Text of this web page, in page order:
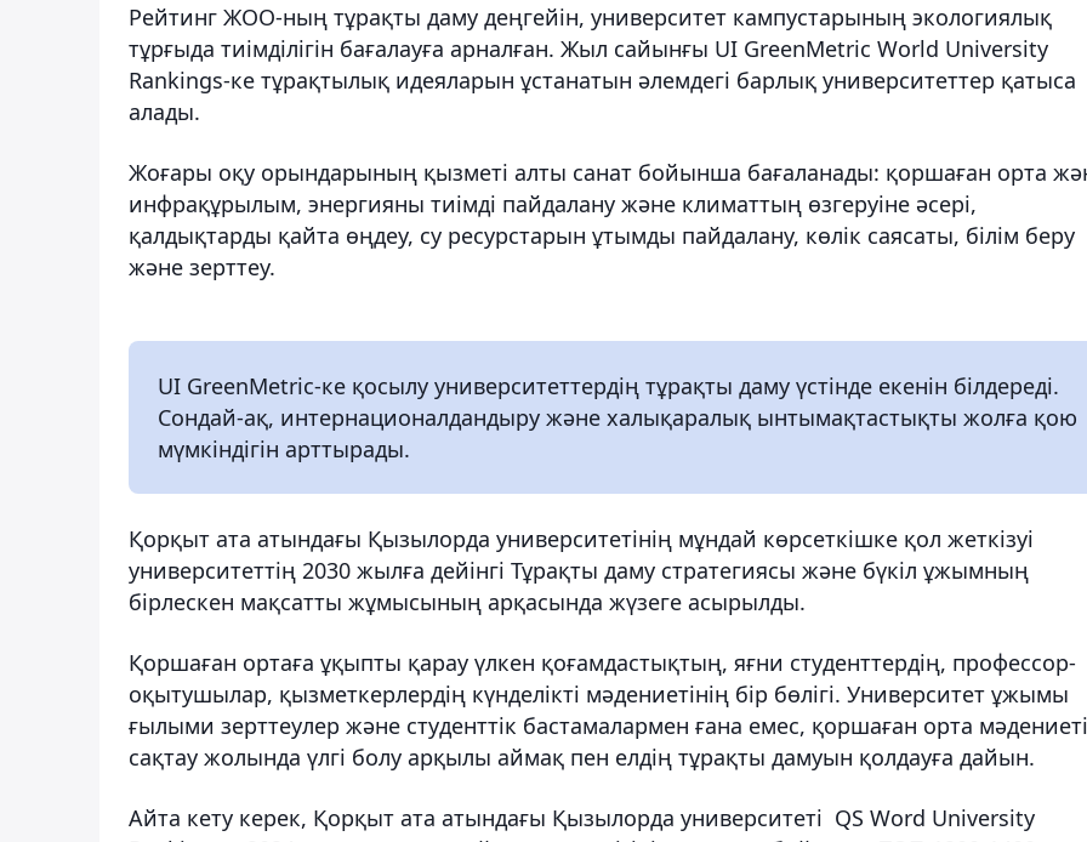
Рейтинг ЖОО-ның тұрақты даму деңгейін, университет кампустарының экологиялық
тұрғыда тиімділігін бағалауға арналған. Жыл сайынғы UI GreenMetric World University
Rankings-ке тұрақтылық идеяларын ұстанатын әлемдегі барлық университеттер қатыса
алады.
Жоғары оқу орындарының қызметі алты санат бойынша бағаланады: қоршаған орта
инфрақұрылым, энергияны тиімді пайдалану және климаттың өзгеруіне әсері,
қалдықтарды қайта өңдеу, су ресурстарын ұтымды пайдалану, көлік саясаты, білім беру
және зерттеу.
UI GreenMetric-ке қосылу университеттердің тұрақты даму үстінде екенін білдереді.
Сондай-ақ, интернационалдандыру және халықаралық ынтымақтастықты жолға қою
мүмкіндігін арттырады.
Қорқыт ата атындағы Қызылорда университетінің мұндай көрсеткішке қол жеткізуі
университеттің 2030 жылға дейінгі Тұрақты даму стратегиясы және бүкіл ұжымның
бірлескен мақсатты жұмысының арқасында жүзеге асырылды.
Қоршаған ортаға ұқыпты қарау үлкен қоғамдастықтың, яғни студенттердің, профессор-
оқытушылар, қызметкерлердің күнделікті мәдениетінің бір бөлігі. Университет ұжымы
ғылыми зерттеулер және студенттік бастамалармен ғана емес, қоршаған орта
сақтау жолында үлгі болу арқылы аймақ пен елдің тұрақты дамуын қолдауға дайын.
Айта кету керек, Қорқыт ата атындағы Қызылорда университеті QS Word University